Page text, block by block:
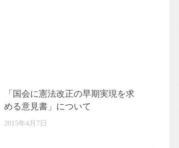
「国会に憲法改正の早期実現を求
める意見書」について
2015年4月7日